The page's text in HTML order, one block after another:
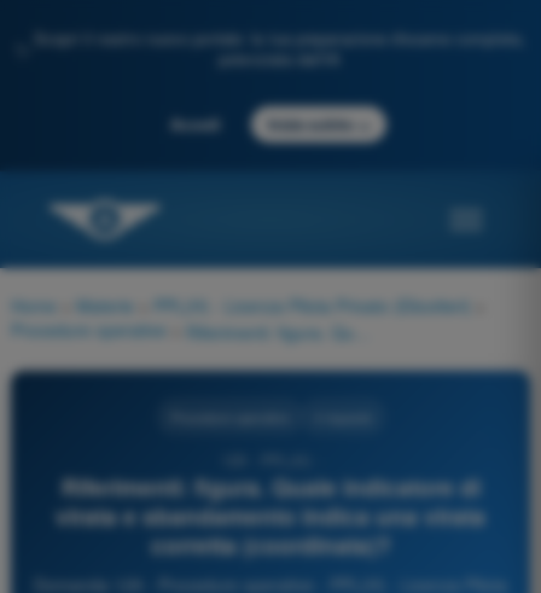
Scopri il nostro nuovo portale: la tua preparazione d'esame completa,
Accedi Inizia subito
Home Materie PPL(H) - Licenza Pilota Privato (Elicotteri)
Procedure operative
Riferimenti: figura. Quale indicatore di
virata e sbandamento indica una virata
corretta (coordinata)?